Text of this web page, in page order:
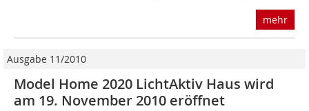
mehr
Ausgabe 11/2010
Model Home 2020 LichtAktiv Haus wird
am 19. November 2010 eröffnet